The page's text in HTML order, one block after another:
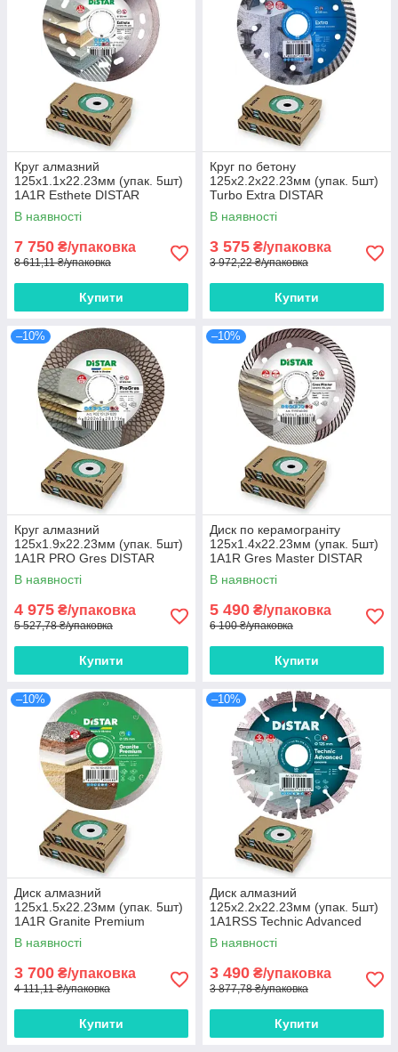
Круг алмазний
125x1.1x22.23мм (упак. 5шт)
1A1R Esthete DISTAR
В наявності
7 750 ₴/упаковка
8 611,11 ₴/упаковка
Купити
Круг по бетону
125x2.2x22.23мм (упак. 5шт)
Turbo Extra DISTAR
В наявності
3 575 ₴/упаковка
3 972,22 ₴/упаковка
Купити
–10%
Круг алмазний
125x1.9x22.23мм (упак. 5шт)
1A1R PRO Gres DISTAR
В наявності
4 975 ₴/упаковка
5 527,78 ₴/упаковка
Купити
–10%
Диск по керамограніту
125x1.4x22.23мм (упак. 5шт)
1A1R Gres Master DISTAR
В наявності
5 490 ₴/упаковка
6 100 ₴/упаковка
Купити
–10%
Диск алмазний
125x1.5x22.23мм (упак. 5шт)
1A1R Granite Premium
DISTAR
В наявності
3 700 ₴/упаковка
4 111,11 ₴/упаковка
Купити
–10%
Диск алмазний
125х2.2х22.23мм (упак. 5шт)
1A1RSS Technic Advanced
DISTAR
В наявності
3 490 ₴/упаковка
3 877,78 ₴/упаковка
Купити